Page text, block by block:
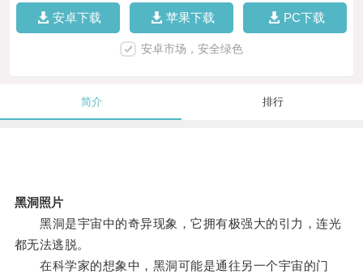
安卓下载 苹果下载 PC下载
安卓市场，安全绿色
简介 排行
黑洞照片
黑洞是宇宙中的奇异现象，它拥有极强大的引力，连光
都无法逃脱。
在科学家的想象中，黑洞可能是通往另一个宇宙的门